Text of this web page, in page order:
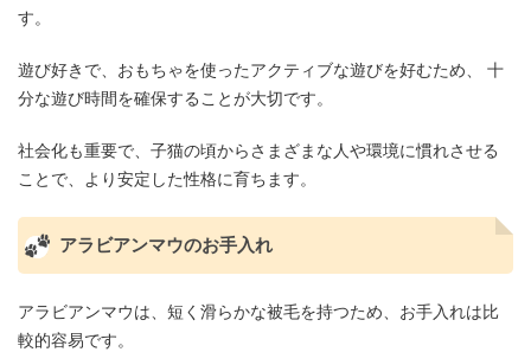
す。
遊び好きで、おもちゃを使ったアクティブな遊びを好むため、 十
分な遊び時間を確保することが大切です。
社会化も重要で、子猫の頃からさまざまな人や環境に慣れさせる
ことで、より安定した性格に育ちます。
アラビアンマウのお手入れ
アラビアンマウは、短く滑らかな被毛を持つため、お手入れは比
較的容易です。